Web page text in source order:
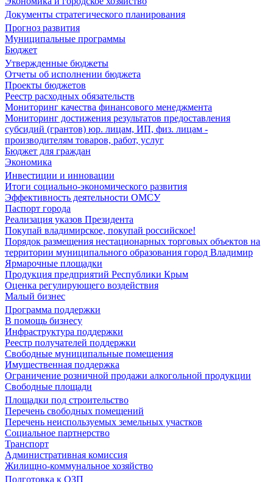
Документы стратегического планирования
Прогноз развития
Муниципальные программы
Бюджет
Утвержденные бюджеты
Отчеты об исполнении бюджета
Проекты бюджетов
Реестр расходных обязательств
Мониторинг качества финансового менеджмента
Мониторинг достижения результатов предоставления
субсидий (грантов) юр. лицам, ИП, физ. лицам -
производителям товаров, работ, услуг
Бюджет для граждан
Экономика
Инвестиции и инновации
Итоги социально-экономического развития
Эффективность деятельности ОМСУ
Паспорт города
Реализация указов Президента
Покупай владимирское, покупай российское!
Порядок размещения нестационарных торговых объектов на
территории муниципального образования город Владимир
Ярмарочные площадки
Продукция предприятий Республики Крым
Оценка регулирующего воздействия
Малый бизнес
Программа поддержки
В помощь бизнесу
Инфраструктура поддержки
Реестр получателей поддержки
Свободные муниципальные помещения
Имущественная поддержка
Ограничение розничной продажи алкогольной продукции
Свободные площади
Площадки под строительство
Перечень свободных помещений
Перечень неиспользуемых земельных участков
Социальное партнерство
Транспорт
Административная комиссия
Жилищно-коммунальное хозяйство
Подготовка к ОЗП